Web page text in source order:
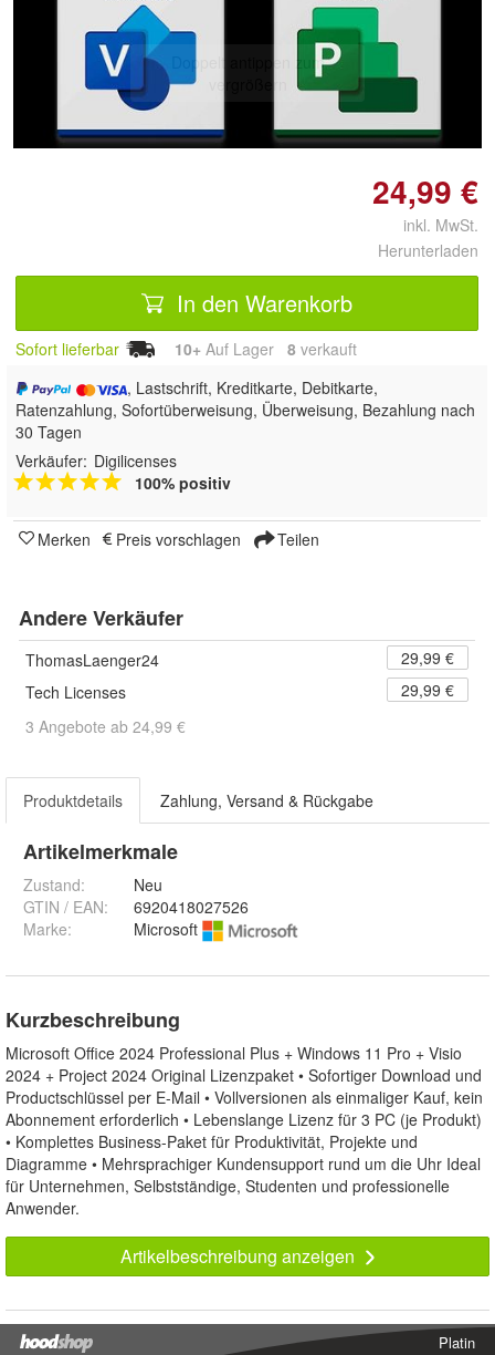
Doppelt antippen zum
24,99 €
inkl. MwSt.
Herunterladen
In den Warenkorb
Sofort lieferbar 10+ Auf Lager 8 verkauft
, Lastschrift, Kreditkarte, Debitkarte,
Ratenzahlung, Sofortüberweisung, Überweisung, Bezahlung nach
30 Tagen
Verkäufer: Digilicenses
100% positiv
Merken Preis vorschlagen Teilen
Andere Verkäufer
ThomasLaenger24
29,99 €
Tech Licenses
29,99 €
3 Angebote ab 24,99 €
Produktdetails Zahlung, Versand & Rückgabe
Artikelmerkmale
Zustand:
Neu
GTIN / EAN:
6920418027526
Marke:
Microsoft
Kurzbeschreibung
Microsoft Office 2024 Professional Plus + Windows 11 Pro + Visio
2024 + Project 2024 Original Lizenzpaket • Sofortiger Download und
Productschlüssel per E-Mail • Vollversionen als einmaliger Kauf, kein
Abonnement erforderlich • Lebenslange Lizenz für 3 PC (je Produkt)
• Komplettes Business-Paket für Produktivität, Projekte und
Diagramme • Mehrsprachiger Kundensupport rund um die Uhr Ideal
für Unternehmen, Selbstständige, Studenten und professionelle
Anwender.
Artikelbeschreibung anzeigen
Platin